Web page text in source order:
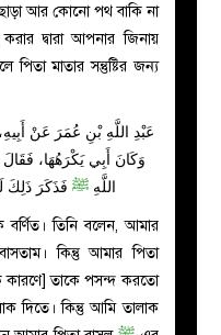
আর কোনো পথ বাকি না
দ্বারা আপনার জিনায়
পিতা মাতার সন্তুষ্টির জন্য
عَبْدِ اللَّهِ بْنِ عُمَرَ عَنْ
وَكَانَ أَبِي يَكْرَهُهَا،
اللَّهِﷺ فَذَكَرَ ذَلِكَ
বর্ণিত। তিনি বলেন, আমার
কিন্তু আমার পিতা
কারণে] তাকে পসন্দ করতো
দিতে। কিন্তু আমি তালাক